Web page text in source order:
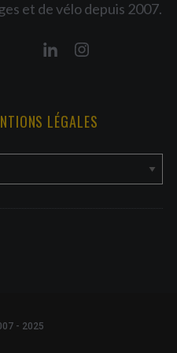
et de vélo depuis 2007.
LÉGALES
- 2025